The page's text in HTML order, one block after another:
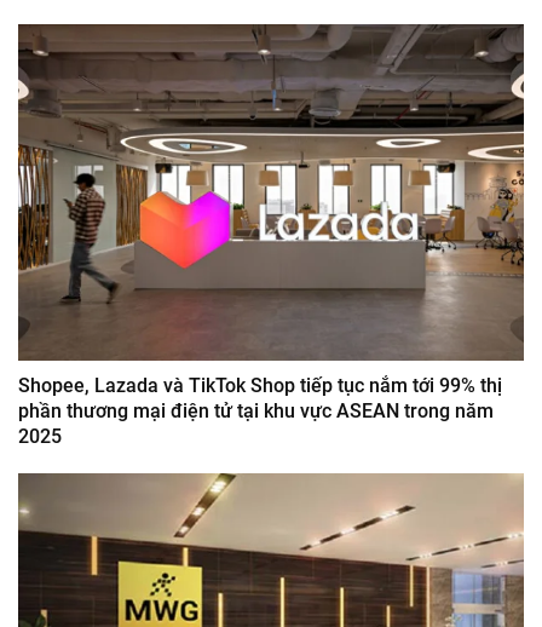
Shopee, Lazada và TikTok Shop tiếp tục nắm tới 99% thị
phần thương mại điện tử tại khu vực ASEAN trong năm
2025